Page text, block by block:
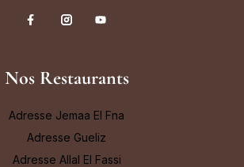
Nos Restaurants
Adresse Jemaa El Fna
Adresse Gueliz
Adresse Allal El Fassi